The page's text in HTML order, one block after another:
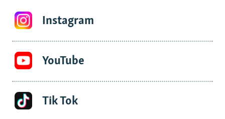
Instagram
YouTube
Tik Tok